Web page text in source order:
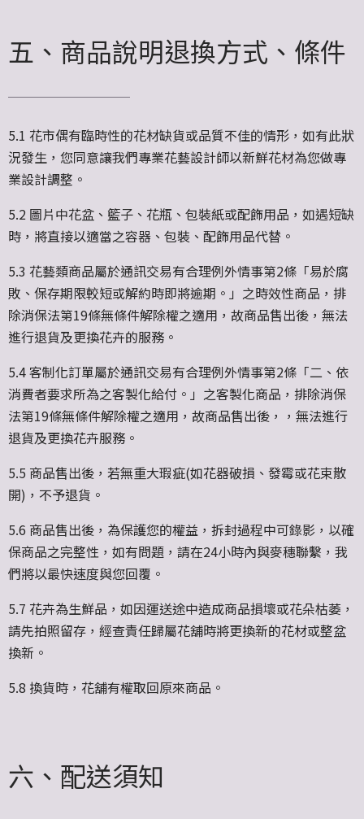
五、商品說明退換方式、條件
5.1 花市偶有臨時性的花材缺貨或品質不佳的情形，如有此狀
況發生，您同意讓我們專業花藝設計師以新鮮花材為您做專
業設計調整。
5.2 圖片中花盆、籃子、花瓶、包裝紙或配飾用品，如遇短缺
時，將直接以適當之容器、包裝、配飾用品代替。
5.3 花藝類商品屬於通訊交易有合理例外情事第2條「易於腐
敗、保存期限較短或解約時即將逾期。」之時效性商品，排
除消保法第19條無條件解除權之適用，故商品售出後，無法
進行退貨及更換花卉的服務。
5.4 客制化訂單屬於通訊交易有合理例外情事第2條「二、依
消費者要求所為之客製化給付。」之客製化商品，排除消保
法第19條無條件解除權之適用，故商品售出後，，無法進行
退貨及更換花卉服務。
5.5 商品售出後，若無重大瑕疵(如花器破損、發霉或花束散
開)，不予退貨。
5.6 商品售出後，為保護您的權益，拆封過程中可錄影，以確
保商品之完整性，如有問題，請在24小時內與麥穗聯繫，我
們將以最快速度與您回覆。
5.7 花卉為生鮮品，如因運送途中造成商品損壞或花朵枯萎，
請先拍照留存，經查責任歸屬花舖時將更換新的花材或整盆
換新。
5.8 換貨時，花舖有權取回原來商品。
六、配送須知